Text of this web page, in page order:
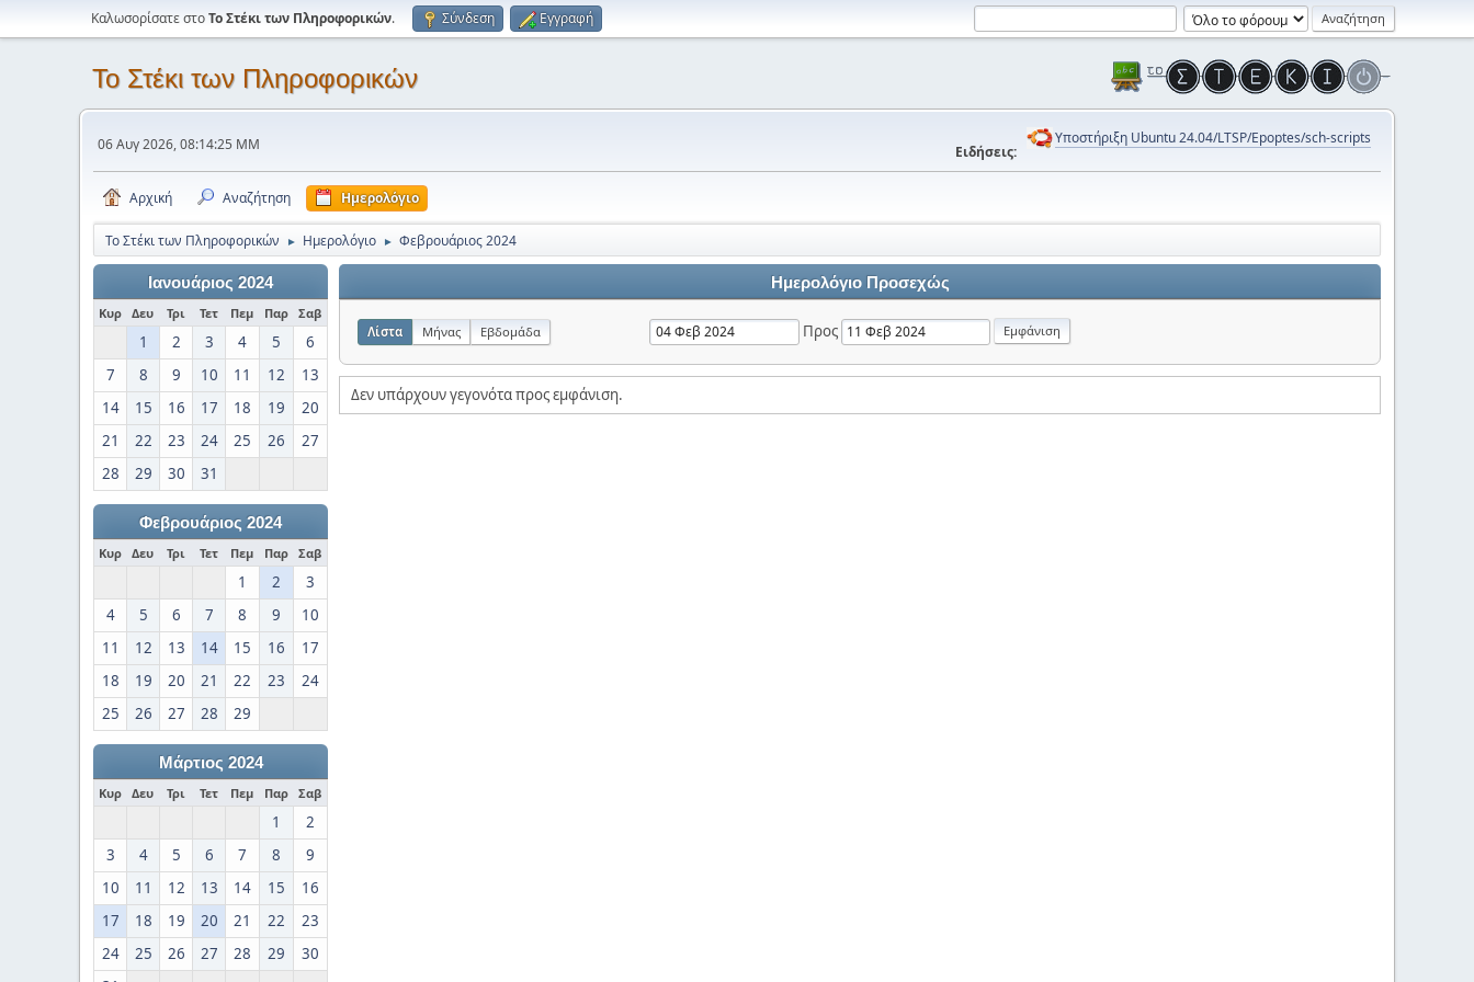
Καλωσορίσατε στοΤο Στέκι των Πληροφορικών. Σύνδεση Εγγραφή
Το Στέκι των Πληροφορικών
06 Αυγ 2026, 08:14:25 ΜΜ Ειδήσεις:
Υποστήριξη Ubuntu 24.04/LTSP/Epoptes/sch-scripts
Αρχική Αναζήτηση Ημερολόγιο
Το Στέκι των Πληροφορικών ► Ημερολόγιο ► Φεβρουάριος 2024
Ιανουάριος 2024
Κυρ Δευ Τρι Τετ Πεμ Παρ Σαβ
1 2 3 4 5
6
7
8 9 10 11 12
13
14
15 16 17 18 19
20
21
22 23 24 25 26
27
28
29 30 31
Φεβρουάριος 2024
Κυρ Δευ Τρι Τετ Πεμ Παρ Σαβ
1 2
3
4
5 6 7 8 9
10
11
12 13 14 15 16
17
18
19 20 21 22 23
24
25
26 27 28 29
Μάρτιος 2024
Κυρ Δευ Τρι Τετ Πεμ Παρ Σαβ
1
2
3
4 5 6 7 8
9
10
11 12 13 14 15
16
17
18 19 20 21 22
23
24
25 26 27 28 29
30
Ημερολόγιο Προσεχώς
Λίστα Μήνας Εβδομάδα Προς
Δεν υπάρχουν γεγονότα προς εμφάνιση.